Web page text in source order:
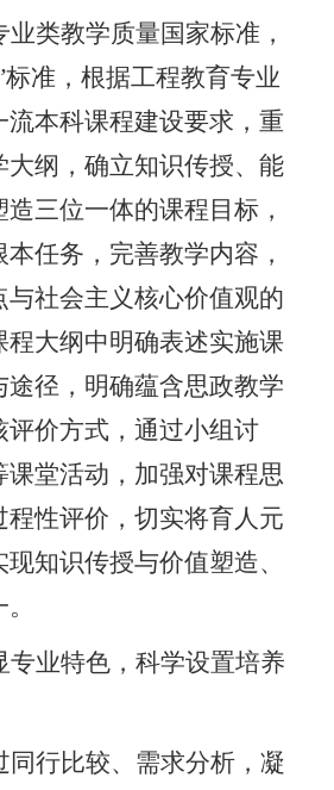
类教学质量国家标准，
标准，根据工程教育专业
流本科课程建设要求，重
大纲，确立知识传授、能
三位一体的课程目标，
任务，完善教学内容，
与社会主义核心价值观的
程大纲中明确表述实施课
途径，明确蕴含思政教学
评价方式，通过小组讨
课堂活动，加强对课程思
程性评价，切实将育人元
知识传授与价值塑造、
专业特色，科学设置培养
同行比较、需求分析，凝